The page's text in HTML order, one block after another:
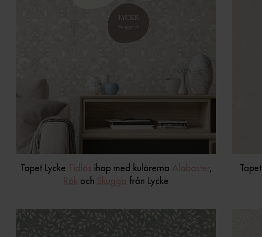
Tapet Lycke ihop med kulörerna
,
och från Lycke
Tapet